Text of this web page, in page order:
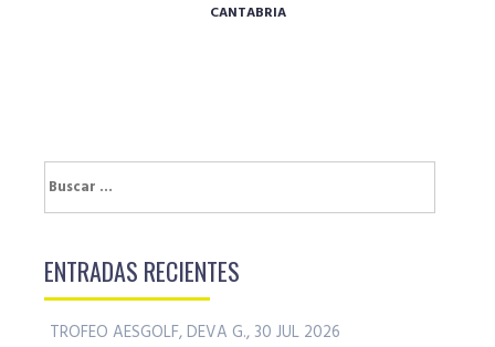
CANTABRIA
Buscar:
ENTRADAS RECIENTES
TROFEO AESGOLF, DEVA G., 30 JUL 2026